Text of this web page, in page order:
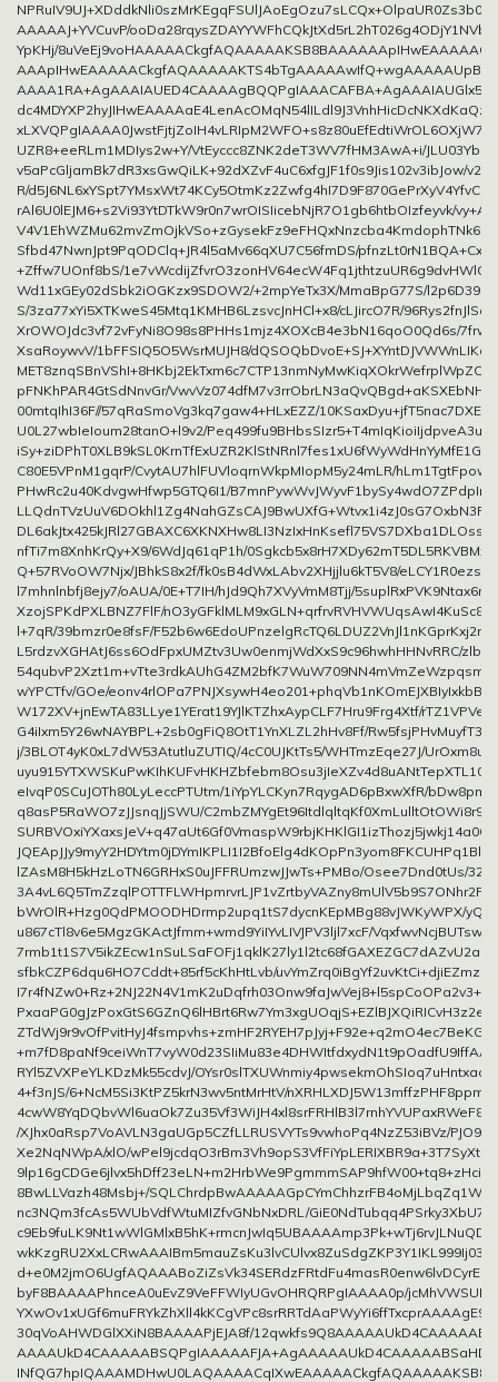
AAAAAJ+YVCuvP/
YpKHj/
UZR8+eeRLm1MDIys2w+Y/VtEyccc8ZNK2deT3WV7fHM3AwA+i/
v5aPcGljamBk7dR3xsGwQiLK+92dXZvF4uC6xfgJF1f0s9Jis102v3ibJow/
R/
rAl6U0lEJM6+s2Vi93YtDTkW9r0n7wrOISIicebNjR7O1gb6htbOIzfeyvk/
Sfbd47NwnJpt9PqODClq+JR4l5aMv66qXU7C56fmDS/
+Zffw7UOnf8bS/
Wd11xGEy02dSbk2iOGKzx9SDOW2/+2mpYeTx3X/MmaBpG77S/
S/3za77xYi5XTKweS45Mtq1KMHB6LzsvcJnHCl+x8/cLJircO7R/
XrOWOJdc3vf72vFyNi8O98s8PHHs1mjz4XOXcB4e3bN16qoO0Qd6s/
XsaRoywvV/1bFFSIQ5O5WsrMUJH8/
pFNKhPAR4GtSdNnvGr/
00mtqIhI36F//57qRaSmoVg3kq7gaw4+HLxEZZ/
U0L27wbIeIoum28tanO+l9v2/
iSy+ziDPhT0XLB9kSL0KrnTfExUZR2KlStNRnl7fes1xU6fWyWdHnYyMfE1Gf/
C80E5VPnM1gqrP/CvytAU7hlFUVloqrnWkpMIopM5y24mLR/
PHwRc2u40KdvgwHfwp5GTQ6I1/
nfTi7m8XnhKrQy+X9/6WdJq61qP1h/
Q+57RVoOW7Njx/JBhkS8x2f/fk0sB4dWxLAbv2XHjjlu6kT5V8/
l7mhnlnbfj8ejy7/oAUA/0E+T7IH/hJd9Qh7XVyVmM8Tjj/
XzojSPKdPXLBNZ7FlF/
l+7qR/39bmzr0e8fsF/
L5rdzvXGHAtJ6ss6OdFpxUMZtv3Uw0enmjWdXxS9c96hwhHHNvRRC/
wYPCTfv/GOe/
W172XV+jnEwTA83LLye1YErat19YJlKTZhxAypCLF7Hru9Frg4Xtf/
G4iIxm5Y26wNAYBPL+2sb0gFiQ8OtT1YnXLZL2hHv8Ff/Rw5fsjPHvMuyfT3/
j/3BLOT4yK0xL7dW53AtutluZUTIQ/4cC0UJKtTs5/WHTmzEqe27J/
eIvqP0SCuJOTh80LyLeccPTUtm/1iYpYLCKyn7RqygAD6pBxwXfR/
q8asP5RaWO7zJJsnqJjSWU/
lZAsM8H5kHzLoTN6GRHxS0uJFFRUmzwJJwTs+PMBo/Osee7Dnd0tUs/
bWrOlR+Hzg0QdPMOODHDrmp2upq1tS7dycnKEpMBg88vJWKyWPX/
u867cTl8v6e5MgzGKActJfmm+wmd9YiIYvLIVJPV3ljl7xcF/
sfbkCZP6dqu6HO7Cddt+85rf5cKhHtLvb/
RYl5ZVXPeYLKDzMk55cdvJ/
4+f3nJS/6+NcM5Si3KtPZ5krN3wv5ntMrHtV/
/XJhx0aRsp7VoAVLN3gaUGp5CZfLLRUSVYTs9vwhoPq4NzZ53iBVz/
Xe2NqNWpA/xlO/
8BwLLVazh48Msbj+/
nc3NQm3fcAs5WUbVdfWtuMIZfvGNbNxDRL/
byF8BAAAAPhnceA0uEvZ9VeFFWIyUGvOHRQRPgIAAAA0p/
30qVoAHWDGlXXiN8BAAAAPjEJA8f/